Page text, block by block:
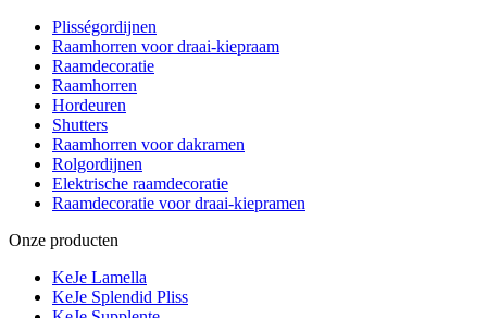
Plisségordijnen
Raamhorren voor draai-kiepraam
Raamdecoratie
Raamhorren
Hordeuren
Shutters
Raamhorren voor dakramen
Rolgordijnen
Elektrische raamdecoratie
Raamdecoratie voor draai-kiepramen
Onze producten
KeJe Lamella
KeJe Splendid Pliss